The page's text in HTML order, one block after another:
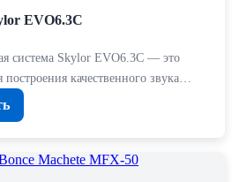
EVO6.3C
система Skylor EVO6.3C — это
качественного звука…